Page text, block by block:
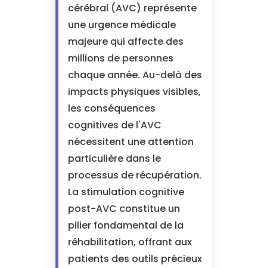
cérébral (AVC) représente
une urgence médicale
majeure qui affecte des
millions de personnes
chaque année. Au-delà des
impacts physiques visibles,
les conséquences
cognitives de l'AVC
nécessitent une attention
particulière dans le
processus de récupération.
La stimulation cognitive
post-AVC constitue un
pilier fondamental de la
réhabilitation, offrant aux
patients des outils précieux